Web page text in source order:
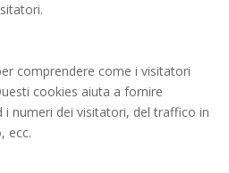
comprendere come i visitatori
cookies aiuta a fornire
numeri dei visitatori, del traffico in
ecc.